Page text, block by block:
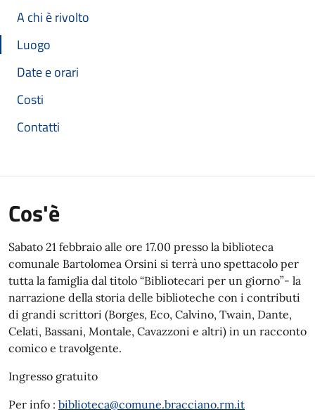
A chi è rivolto
Luogo
Date e orari
Costi
Contatti
Cos'è
Sabato 21 febbraio alle ore 17.00 presso la biblioteca
comunale Bartolomea Orsini si terrà uno spettacolo per
tutta la famiglia dal titolo “Bibliotecari per un giorno”- la
narrazione della storia delle biblioteche con i contributi
di grandi scrittori (Borges, Eco, Calvino, Twain, Dante,
Celati, Bassani, Montale, Cavazzoni e altri) in un racconto
comico e travolgente.
Ingresso gratuito
Per info : biblioteca@comune.bracciano.rm.it